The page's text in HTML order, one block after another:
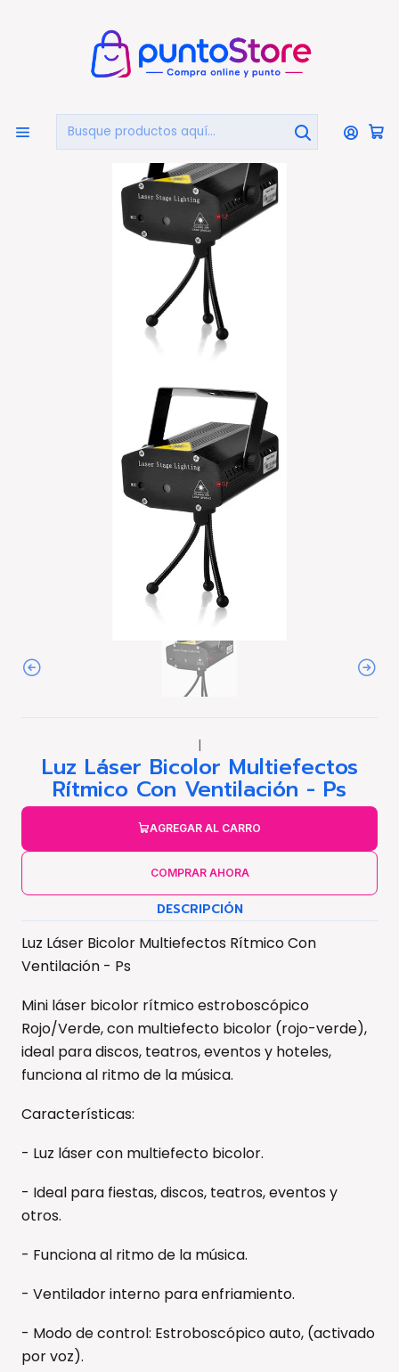
AUDIO Y VIDEO Luces y Efectos Fiesta
Luz Láser Bicolor Multiefectos Rítmico Con Ventilación
- Ps
|
Luz Láser Bicolor Multiefectos
Rítmico Con Ventilación - Ps
AGREGAR AL CARRO
COMPRAR AHORA
DESCRIPCIÓN
Luz Láser Bicolor Multiefectos Rítmico Con
Ventilación - Ps
Mini láser bicolor rítmico estroboscópico
Rojo/Verde, con multiefecto bicolor (rojo-verde),
ideal para discos, teatros, eventos y hoteles,
funciona al ritmo de la música.
Características:
- Luz láser con multiefecto bicolor.
- Ideal para fiestas, discos, teatros, eventos y
otros.
- Funciona al ritmo de la música.
- Ventilador interno para enfriamiento.
- Modo de control: Estroboscópico auto, (activado
por voz).